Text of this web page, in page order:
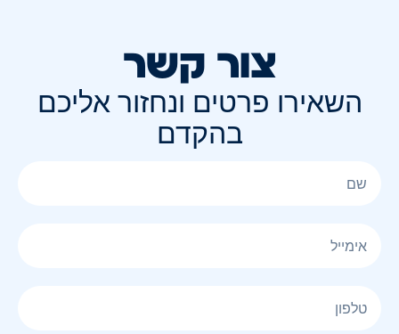
צור קשר
השאירו פרטים ונחזור אליכם
בהקדם